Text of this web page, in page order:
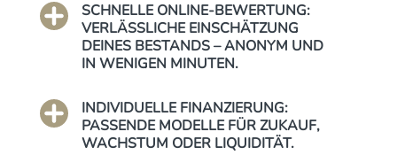
SCHNELLE ONLINE-BEWERTUNG:
VERLÄSSLICHE EINSCHÄTZUNG
DEINES BESTANDS – ANONYM UND
IN WENIGEN MINUTEN.
INDIVIDUELLE FINANZIERUNG:
PASSENDE MODELLE FÜR ZUKAUF,
WACHSTUM ODER LIQUIDITÄT.